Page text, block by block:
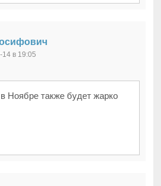
в 19:05
Ноябре также будет жарко